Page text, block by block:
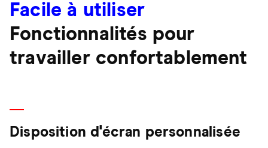
Facile à utiliser
Fonctionnalités pour
travailler confortablement
Disposition d'écran personnalisée